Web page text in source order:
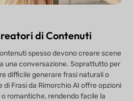
di Contenuti
spesso devono creare scene
una conversazione. Soprattutto per
difficile generare frasi naturali o
Frasi da Rimorchio AI offre opzioni
romantiche, rendendo facile la